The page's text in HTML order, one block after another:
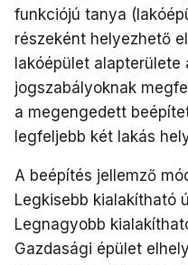
funkciójú tanya
részeként helyezhető
lakóépület alapterülete
jogszabályoknak
a megengedett
legfeljebb két lakás
A beépítés jellemző
Legkisebb kialakítható
Legnagyobb
Gazdasági épület